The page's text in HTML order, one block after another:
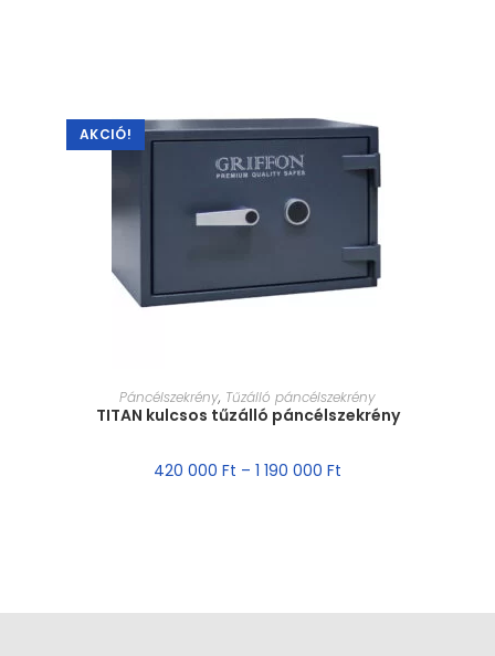
AKCIÓ!
MÉRET VÁLASZTÁSA
Páncélszekrény, Tűzálló páncélszekrény
TITAN kulcsos tűzálló páncélszekrény
420 000 Ft – 1 190 000 Ft